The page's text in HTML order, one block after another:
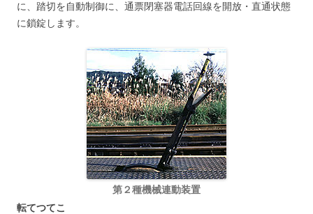
に、踏切を自動制御に、通票閉塞器電話回線を開放・直通状態
に鎖錠します。
第２種機械連動装置
転てつてこ